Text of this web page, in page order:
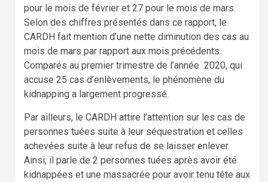
pour le mois de février et 27 pour le mois de mars.
Selon des chiffres présentés dans ce rapport, le
CARDH fait mention d’une nette diminution des cas au
mois de mars par rapport aux mois précédents.
Comparés au premier trimestre de l’année 2020, qui
accuse 25 cas d’enlèvements, le phénomène du
kidnapping a largement progressé.
Par ailleurs, le CARDH attire l’attention sur les cas de
personnes tuées suite à leur séquestration et celles
achevées suite à leur refus de se laisser enlever.
Ainsi, il parle de 2 personnes tuées après avoir été
kidnappées et une massacrée pour avoir tenu tête aux